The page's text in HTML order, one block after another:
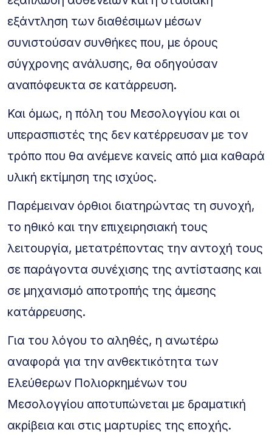
εξάντληση των διαθέσιμων μέσων
συνιστούσαν συνθήκες που, με όρους
σύγχρονης ανάλυσης, θα οδηγούσαν
αναπόφευκτα σε κατάρρευση.
Και όμως, η πόλη του Μεσολογγίου και οι
υπερασπιστές της δεν κατέρρευσαν με τον
τρόπο που θα ανέμενε κανείς από μια καθαρά
υλική εκτίμηση της ισχύος.
Παρέμειναν όρθιοι διατηρώντας τη συνοχή,
το ηθικό και την επιχειρησιακή τους
λειτουργία, μετατρέποντας την αντοχή τους
σε παράγοντα συνέχισης της αντίστασης και
σε μηχανισμό αποτροπής της άμεσης
κατάρρευσης.
Για του λόγου το αληθές, η ανωτέρω
αναφορά για την ανθεκτικότητα των
Ελεύθερων Πολιορκημένων του
Μεσολογγίου αποτυπώνεται με δραματική
ακρίβεια και στις μαρτυρίες της εποχής.